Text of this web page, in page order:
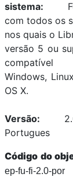
sistema:
com todos os
nos quais o
versão 5 ou
Windows,
OS X.
Versão:
Portugues
Código do
ep-fu-fi-2.0-por